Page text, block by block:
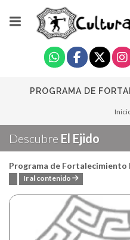
PROGRAMA DE
Descubre El Ejido
Programa de Fortalecimiento
Ir al contenido